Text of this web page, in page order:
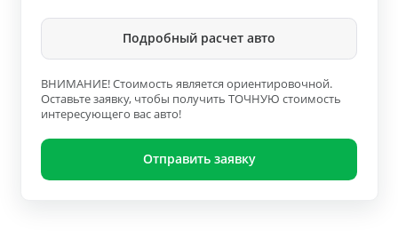
Подробный расчет авто
ВНИМАНИЕ! Стоимость является ориентировочной.
Оставьте заявку, чтобы получить ТОЧНУЮ стоимость
интересующего вас авто!
Отправить заявку